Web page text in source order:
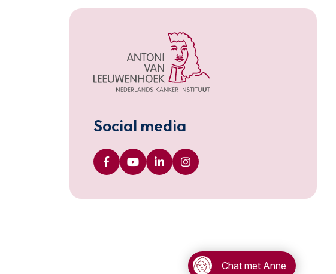
Social media
Chat met Anne